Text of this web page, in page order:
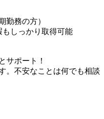
勤務の方）
もしっかり取得可能
サポート！
。不安なことは何でも相談